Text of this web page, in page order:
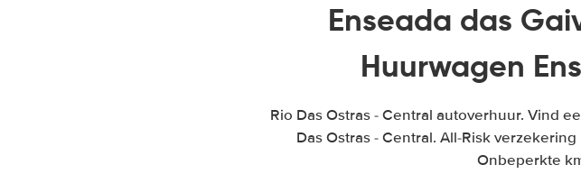
Enseada das
Huurwagen
Rio Das Ostras - Central autoverhuur. Vind
Das Ostras - Central. All-Risk
Onbeperkte